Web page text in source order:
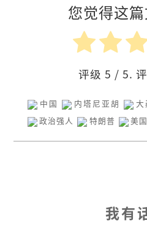
您觉得这篇
评级 5 / 5.
中国 内塔尼亚胡 大
政治强人
特朗普 美国
我有